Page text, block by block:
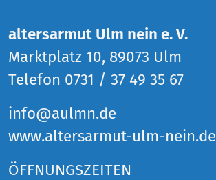
altersarmut Ulm nein e. V.
Marktplatz 10, 89073 Ulm
Telefon 0731 / 37 49 35 67
info@aulmn.de
www.altersarmut-ulm-nein.de
ÖFFNUNGSZEITEN